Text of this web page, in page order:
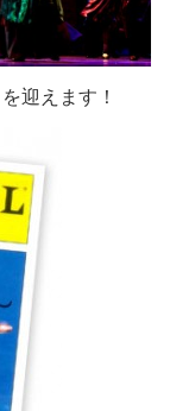
を迎えます！